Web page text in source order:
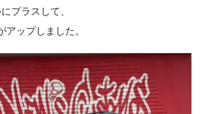
プラスして、
ップしました。